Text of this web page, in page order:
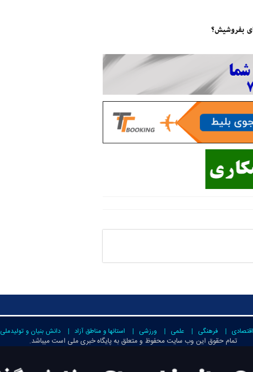
اقتصادی فرهنگی علمی ورزشی استانها و مناطق آزاد دانش بنیان و تولیدملی
تمام حقوق این وب سایت محفوظ و متعلق بهپایگاه خبری ملی استمیباشد.